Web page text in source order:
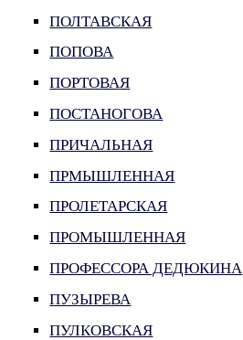
ПОЛТАВСКАЯ
ПОПОВА
ПОРТОВАЯ
ПОСТАНОГОВА
ПРИЧАЛЬНАЯ
ПРМЫШЛЕННАЯ
ПРОЛЕТАРСКАЯ
ПРОМЫШЛЕННАЯ
ПРОФЕССОРА ДЕДЮКИНА
ПУЗЫРЕВА
ПУЛКОВСКАЯ